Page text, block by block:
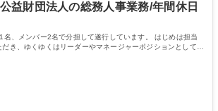
益財団法人の総務人事業務/年間休日
名、メンバー2名で分担して遂行しています。 はじめは担当
き、ゆくゆくはリーダーやマネージャーポジションとして活
ます。